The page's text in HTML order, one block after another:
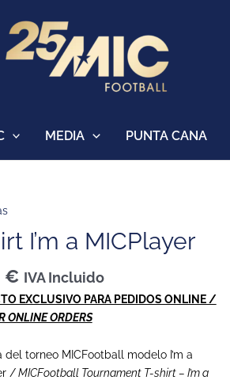
MEDIA PUNTA CANA
I’m a MICPlayer
€ IVA Incluido
EXCLUSIVO PARA PEDIDOS ONLINE /
ONLINE ORDERS
del torneo MICFootball modelo I’m a
/MICFootball Tournament T-shirt – I’m a